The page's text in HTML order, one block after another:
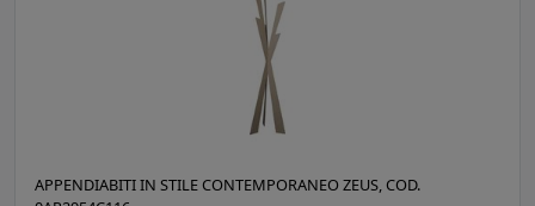
APPENDIABITI IN STILE CONTEMPORANEO ZEUS, COD.